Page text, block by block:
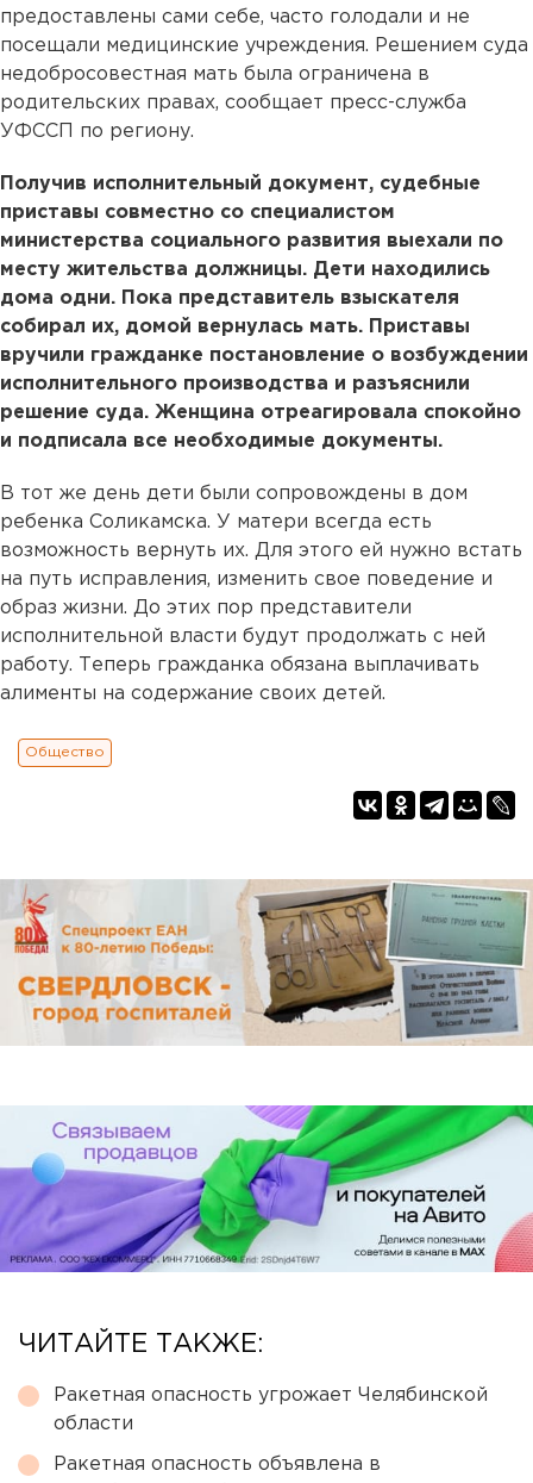
предоставлены сами себе, часто голодали и не
посещали медицинские учреждения. Решением суда
недобросовестная мать была ограничена в
родительских правах, сообщает пресс-служба
УФССП по региону.
Получив исполнительный документ, судебные
приставы совместно со специалистом
министерства социального развития выехали по
месту жительства должницы. Дети находились
дома одни. Пока представитель взыскателя
собирал их, домой вернулась мать. Приставы
вручили гражданке постановление о возбуждении
исполнительного производства и разъяснили
решение суда. Женщина отреагировала спокойно
и подписала все необходимые документы.
В тот же день дети были сопровождены в дом
ребенка Соликамска. У матери всегда есть
возможность вернуть их. Для этого ей нужно встать
на путь исправления, изменить свое поведение и
образ жизни. До этих пор представители
исполнительной власти будут продолжать с ней
работу. Теперь гражданка обязана выплачивать
алименты на содержание своих детей.
Общество
ЧИТАЙТЕ ТАКЖЕ:
Ракетная опасность угрожает Челябинской
области
Ракетная опасность объявлена в